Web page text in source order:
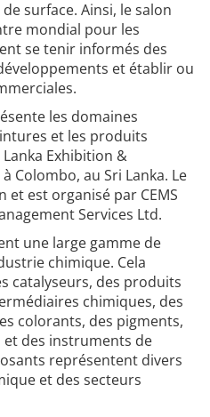
surface. Ainsi, le salon
mondial pour les
se tenir informés des
et établir ou
les domaines
et les produits
Exhibition &
Colombo, au Sri Lanka. Le
et est organisé par CEMS
Services Ltd.
une large gamme de
chimique. Cela
catalyseurs, des produits
chimiques, des
colorants, des pigments,
des instruments de
représentent divers
et des secteurs